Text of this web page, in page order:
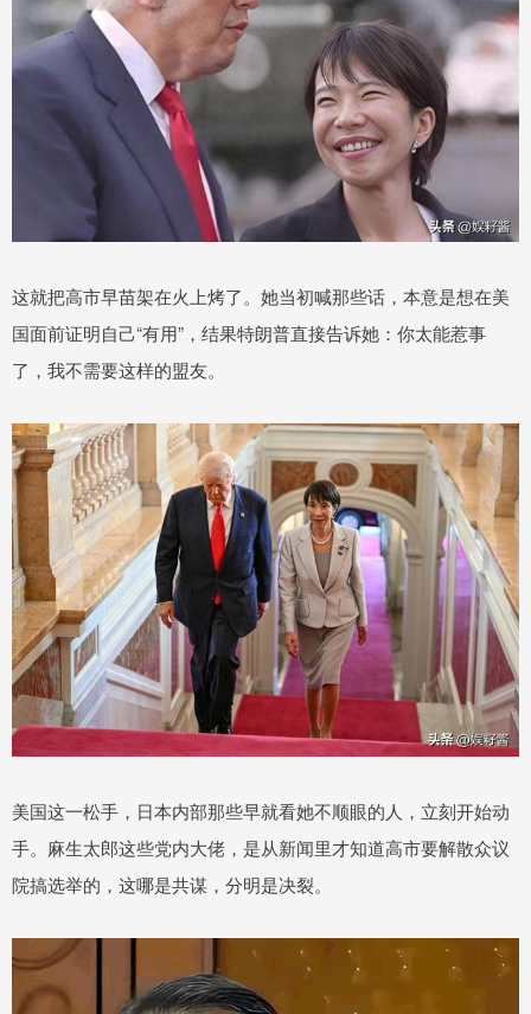
这就把高市早苗架在火上烤了。她当初喊那些话，本意是想在美
国面前证明自己“有用”，结果特朗普直接告诉她：你太能惹事
了，我不需要这样的盟友。
美国这一松手，日本内部那些早就看她不顺眼的人，立刻开始动
手。麻生太郎这些党内大佬，是从新闻里才知道高市要解散众议
院搞选举的，这哪是共谋，分明是决裂。